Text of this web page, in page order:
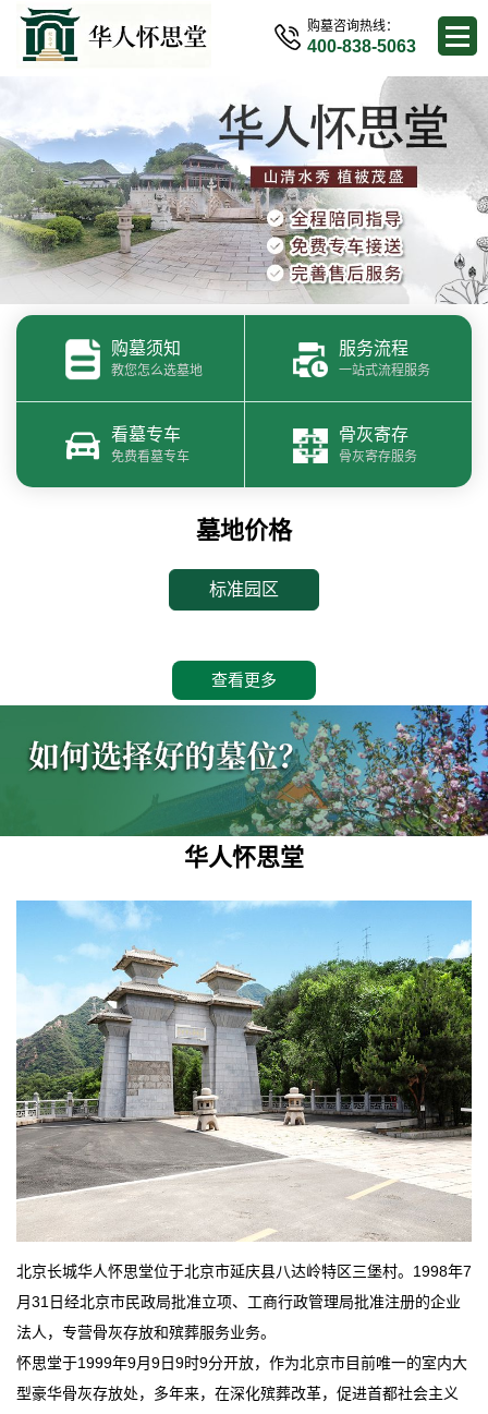
购墓咨询热线：
400-838-5063
购墓须知
教您怎么选墓地
服务流程
一站式流程服务
看墓专车
免费看墓专车
骨灰寄存
骨灰寄存服务
墓地价格
标准园区
查看更多
华人怀思堂
北京长城华人怀思堂位于北京市延庆县八达岭特区三堡村。1998年7
月31日经北京市民政局批准立项、工商行政管理局批准注册的企业
法人，专营骨灰存放和殡葬服务业务。
怀思堂于1999年9月9日9时9分开放，作为北京市目前唯一的室内大
型豪华骨灰存放处，多年来，在深化殡葬改革，促进首都社会主义